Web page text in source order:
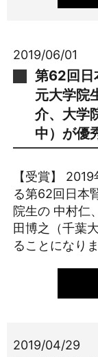
2019/06/01
第62回日
元大学院
介、大学
中）が優
【受賞】
る第62回日本
院生の 中村仁
田博之（千葉
ることになり
2019/04/29